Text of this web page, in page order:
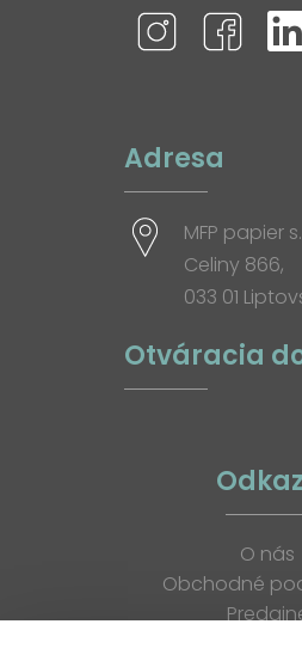
Adresa
MFP papier
Celiny 866,
033 01
Otváracia
O nás
Obchodné